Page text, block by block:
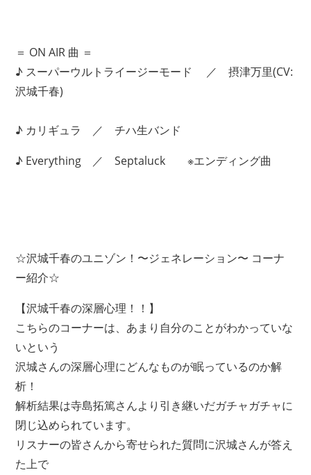
＝ ON AIR 曲 ＝
♪ スーパーウルトライージーモード ／ 摂津万里(CV:
沢城千春)
♪ カリギュラ ／ チハ生バンド
♪ Everything ／ Septaluck ※エンディング曲
☆沢城千春のユニゾン！〜ジェネレーション〜 コーナ
ー紹介☆
【沢城千春の深層心理！！】
こちらのコーナーは、あまり自分のことがわかっていな
いという
沢城さんの深層心理にどんなものが眠っているのか解
析！
解析結果は寺島拓篤さんより引き継いだガチャガチャに
閉じ込められています。
リスナーの皆さんから寄せられた質問に沢城さんが答え
た上で